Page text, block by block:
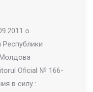
о
Республики
Oficial № 166-
в силу :